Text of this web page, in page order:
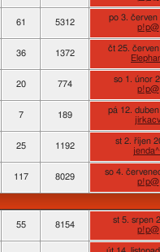
61 5312
po 3. červen
p!p@
36 1372
čt 25.
20 774
so 1. únor
p!p@
7 189
pá 12.
jirkacv
25 1192
st 2. říjen
117 8029
so 4.
p!p@
55 8154
st 5. srpen
p!p@